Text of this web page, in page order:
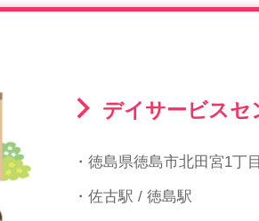
デイサービス
・徳島県徳島市北田宮1丁
・佐古駅 / 徳島駅